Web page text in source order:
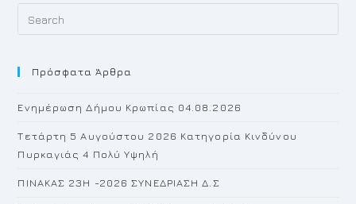
Πρόσφατα Άρθρα
Ενημέρωση Δήμου Κρωπίας 04.08.2026
Τετάρτη 5 Αυγούστου 2026 Κατηγορία Κινδύνου
Πυρκαγιάς 4 Πολύ Υψηλή
ΠΙΝΑΚΑΣ 23H -2026 ΣΥΝΕΔΡΙΑΣΗ Δ.Σ